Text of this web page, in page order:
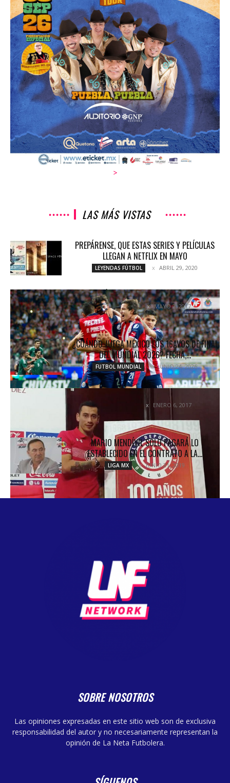
>
LAS MÁS VISTAS
PREPÁRENSE, QUE ESTAS SERIES Y PELÍCULAS
LLEGAN A NETFLIX EN MAYO
LEYENDAS FÚTBOL ABRIL 29, 2020
POLÉMICO EMPATE EN EL OMNILIFE
COLUMNETAS MAYO 2, 2017
¿CUÁNDO JUEGA MÉXICO LOS 16AVOS DE FINAL
DEL MUNDIAL 2026? FECHA,...
FUTBOL MUNDIAL JUNIO 24, 2026
SAMBU DIABLO SAMBUEZA
ENERO 6, 2017
MARIO MENDÍVIL SOLO PAGARÁ LO
ESTABLECIDO EN EL CONTRATO A LA...
LIGA MX JUNIO 21, 2019
SOBRE NOSOTROS
Las opiniones expresadas en este sitio web son de exclusiva
responsabilidad del autor y no necesariamente representan la
opinión de La Neta Futbolera.